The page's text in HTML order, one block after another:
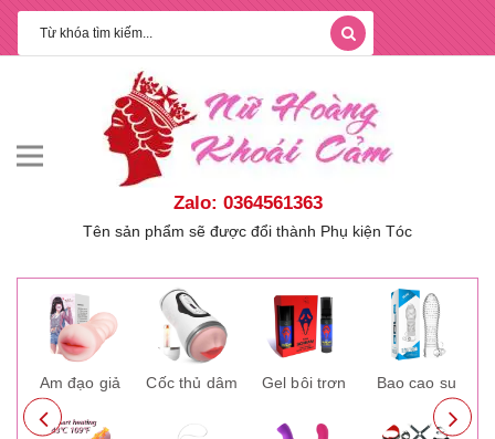
Zalo: 0364561363
Tên sản phẩm sẽ được đổi thành Phụ kiện Tóc
Âm đạo giả Cốc thủ dâm Gel bôi trơn Bao cao su